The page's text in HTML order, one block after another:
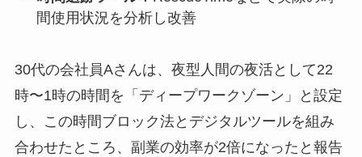
間使用状況を分析し改善
30代の会社員Aさんは、夜型人間の夜活として22
時〜1時の時間を「ディープワークゾーン」と設定
し、この時間ブロック法とデジタルツールを組み
合わせたところ、副業の効率が2倍になったと報告